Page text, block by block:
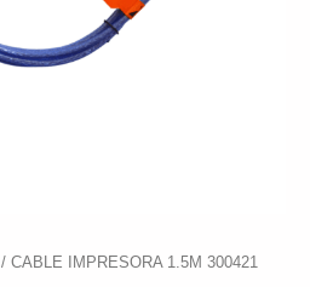
/ CABLE IMPRESORA 1.5M 300421